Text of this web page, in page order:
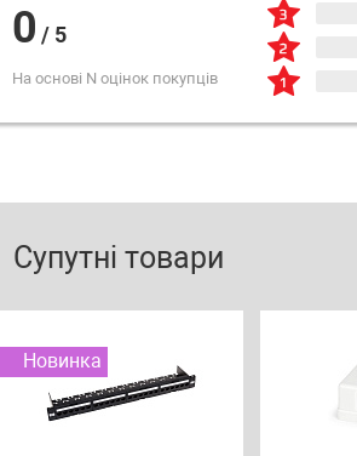
0 / 5
На основі N оцінок покупців
Супутні товари
Новинка